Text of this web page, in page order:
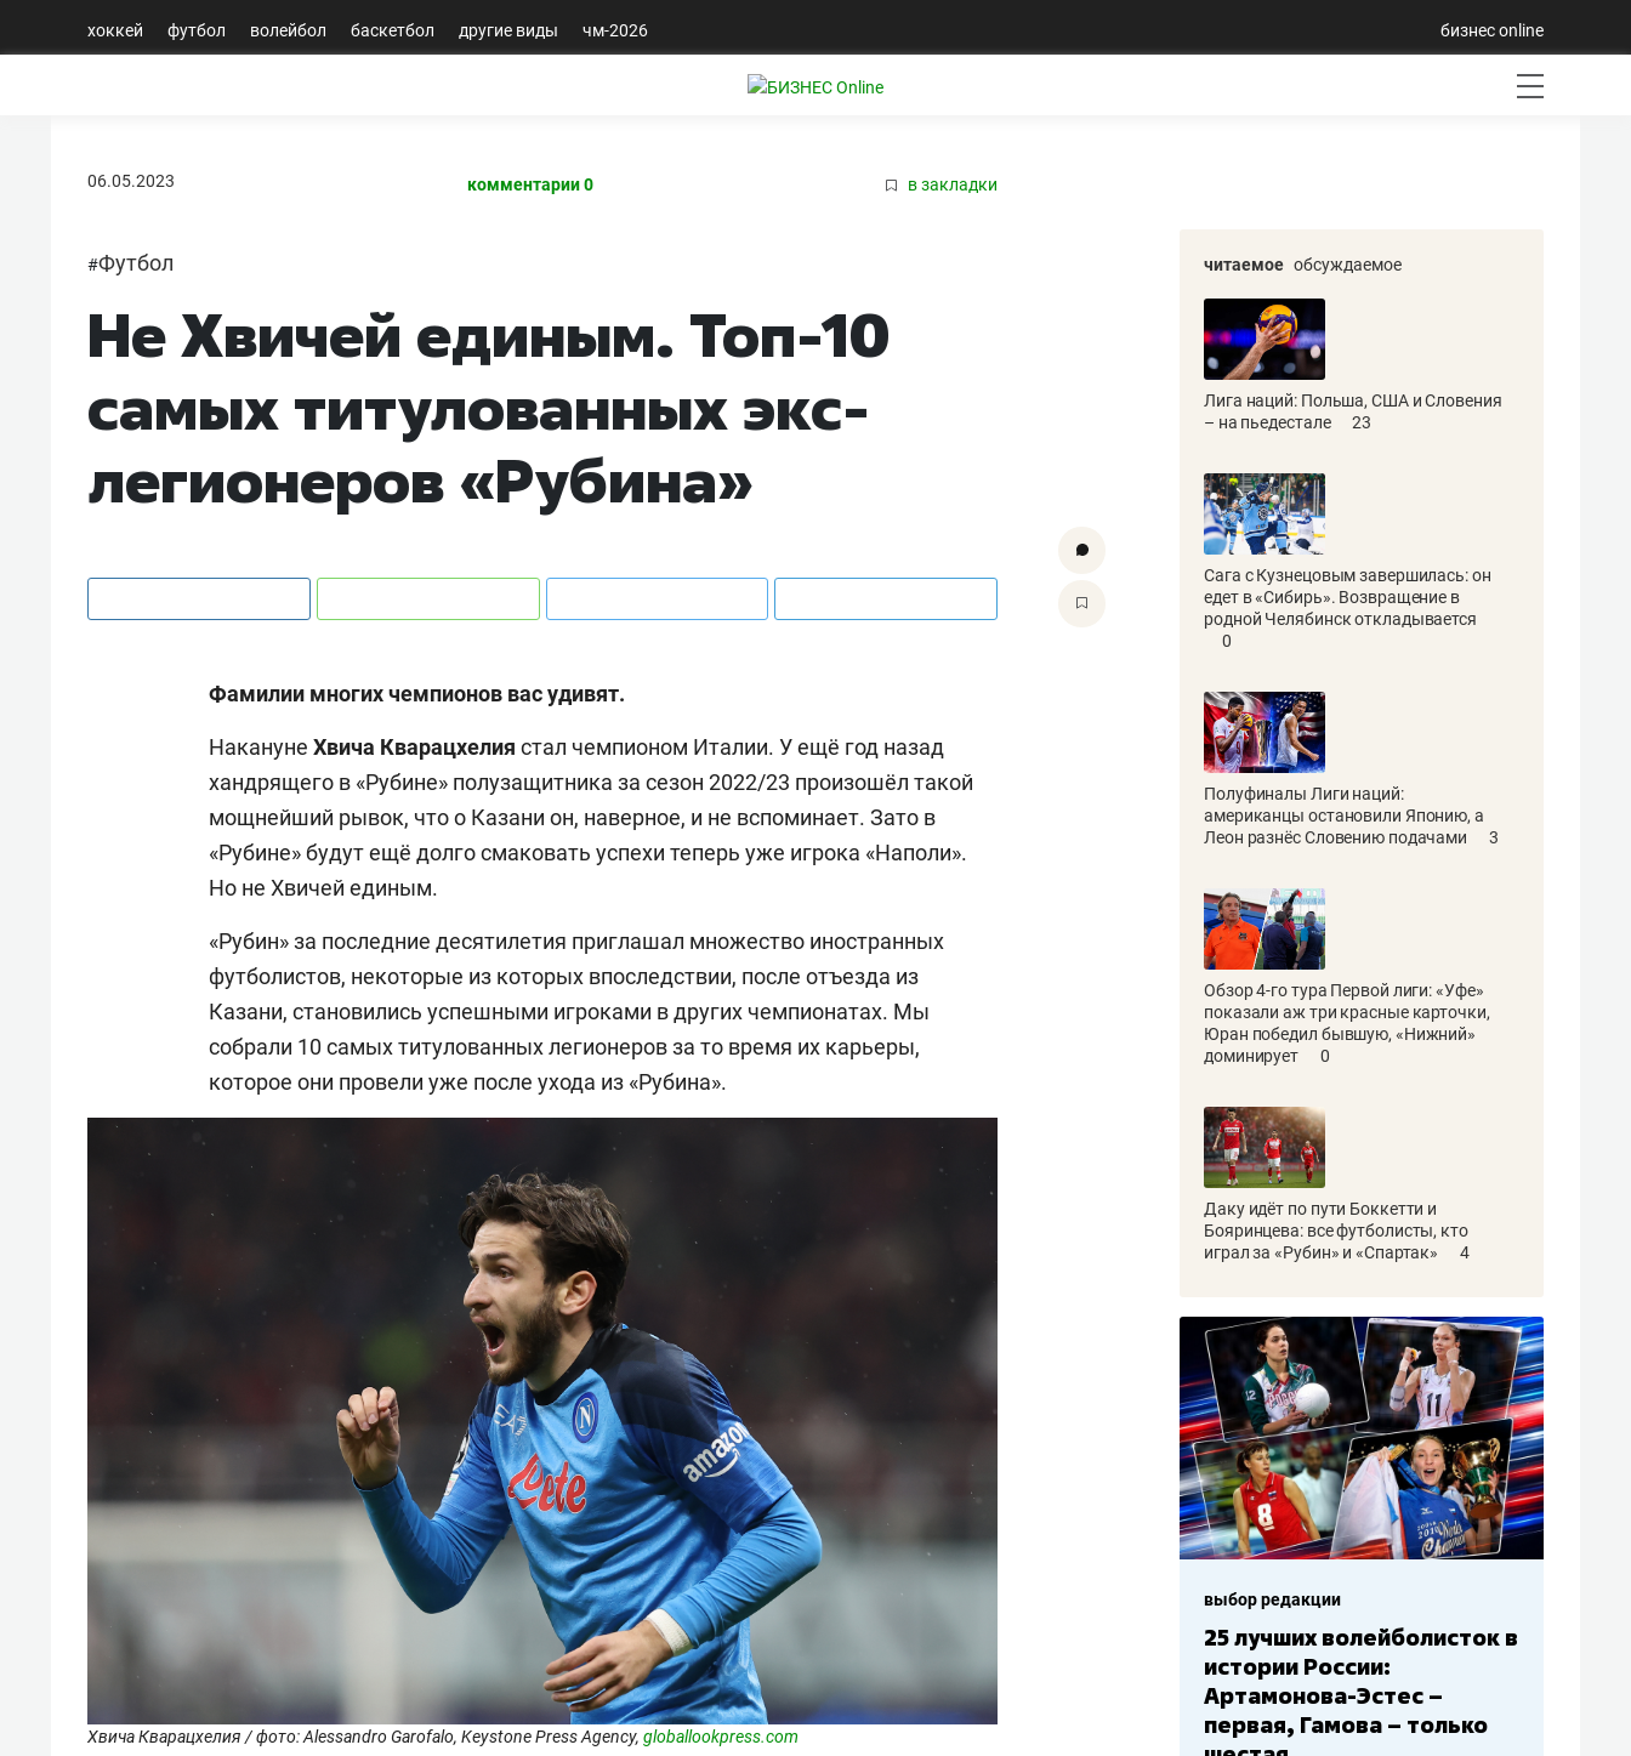
хоккей футбол волейбол баскетбол другие виды чм-2026 бизнес online
06.05.2023 комментарии 0 в закладки
#Футбол
Не Хвичей единым. Топ-10
самых титулованных экс-
легионеров «Рубина»
Фамилии многих чемпионов вас удивят.
Накануне Хвича Кварацхелия стал чемпионом Италии. У ещё год назад
хандрящего в «Рубине» полузащитника за сезон 2022/23 произошёл такой
мощнейший рывок, что о Казани он, наверное, и не вспоминает. Зато в
«Рубине» будут ещё долго смаковать успехи теперь уже игрока «Наполи».
Но не Хвичей единым.
«Рубин» за последние десятилетия приглашал множество иностранных
футболистов, некоторые из которых впоследствии, после отъезда из
Казани, становились успешными игроками в других чемпионатах. Мы
собрали 10 самых титулованных легионеров за то время их карьеры,
которое они провели уже после ухода из «Рубина».
Хвича Кварацхелия / фото: Alessandro Garofalo, Keystone Press Agency, globallookpress.com
читаемое обсуждаемое
Лига наций: Польша, США и Словения
– на пьедестале
23
Сага с Кузнецовым завершилась: он
едет в «Сибирь». Возвращение в
родной Челябинск откладывается
0
Полуфиналы Лиги наций:
американцы остановили Японию, а
Леон разнёс Словению подачами
3
Обзор 4-го тура Первой лиги: «Уфе»
показали аж три красные карточки,
Юран победил бывшую, «Нижний»
доминирует
0
Даку идёт по пути Боккетти и
Бояринцева: все футболисты, кто
играл за «Рубин» и «Спартак»
4
выбор редакции
Бюджеты клубов КХЛ: СКА
– главный мажор, «Ак
Барс» – второй, «Салават
Юлаев» – середняк